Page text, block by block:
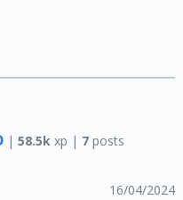
| 58.5k xp | 7posts
16/04/2024